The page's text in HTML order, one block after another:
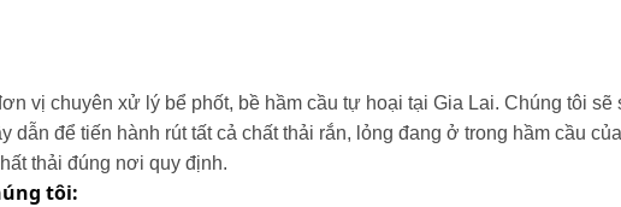
vị chuyên xử lý bể phốt, bề hầm cầu tự hoại tại Gia Lai. Chúng tôi sẽ
dẫn để tiến hành rút tất cả chất thải rắn, lỏng đang ở trong hầm cầu
thải đúng nơi quy định.
tôi: